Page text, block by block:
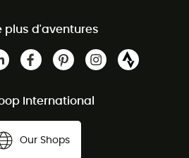
plus d'aventures
International
Our Shops